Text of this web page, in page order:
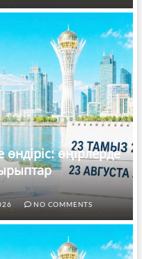
өңірлерде
NO COMMENTS